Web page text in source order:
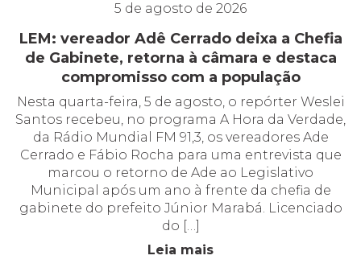
5 de agosto de 2026
LEM: vereador Adê Cerrado deixa a Chefia
de Gabinete, retorna à câmara e destaca
compromisso com a população
Nesta quarta-feira, 5 de agosto, o repórter Weslei
Santos recebeu, no programa A Hora da Verdade,
da Rádio Mundial FM 91,3, os vereadores Ade
Cerrado e Fábio Rocha para uma entrevista que
marcou o retorno de Ade ao Legislativo
Municipal após um ano à frente da chefia de
gabinete do prefeito Júnior Marabá. Licenciado
do […]
Leia mais